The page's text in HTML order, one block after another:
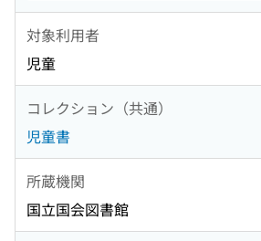
対象利用者
児童
コレクション（共通）
児童書
所蔵機関
国立国会図書館